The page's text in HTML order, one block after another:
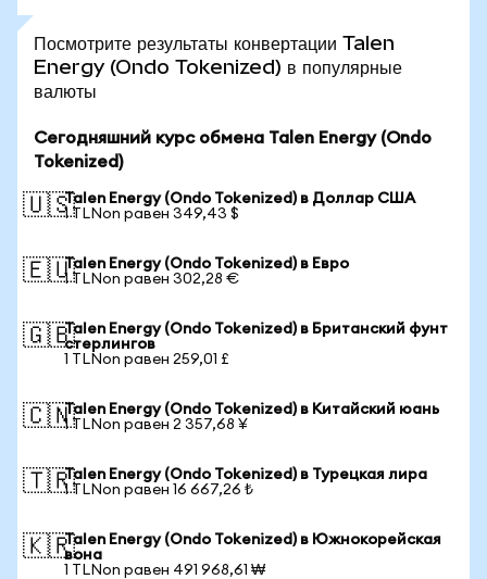
Посмотрите результаты конвертации Talen
Energy (Ondo Tokenized) в популярные
валюты
Сегодняшний курс обмена Talen Energy (Ondo
Tokenized)
🇺🇸Talen Energy (Ondo Tokenized) в Доллар США
1 TLNon равен 349,43 $
🇪🇺Talen Energy (Ondo Tokenized) в Евро
1 TLNon равен 302,28 €
🇬🇧Talen Energy (Ondo Tokenized) в Британский фунт
стерлингов
1 TLNon равен 259,01 £
🇨🇳Talen Energy (Ondo Tokenized) в Китайский юань
1 TLNon равен 2 357,68 ¥
🇹🇷Talen Energy (Ondo Tokenized) в Турецкая лира
1 TLNon равен 16 667,26 ₺
🇰🇷Talen Energy (Ondo Tokenized) в Южнокорейская
вона
1 TLNon равен 491 968,61 ₩